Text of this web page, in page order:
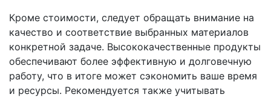
Кроме стоимости, следует обращать внимание на
качество и соответствие выбранных материалов
конкретной задаче. Высококачественные продукты
обеспечивают более эффективную и долговечную
работу, что в итоге может сэкономить ваше время
и ресурсы. Рекомендуется также учитывать